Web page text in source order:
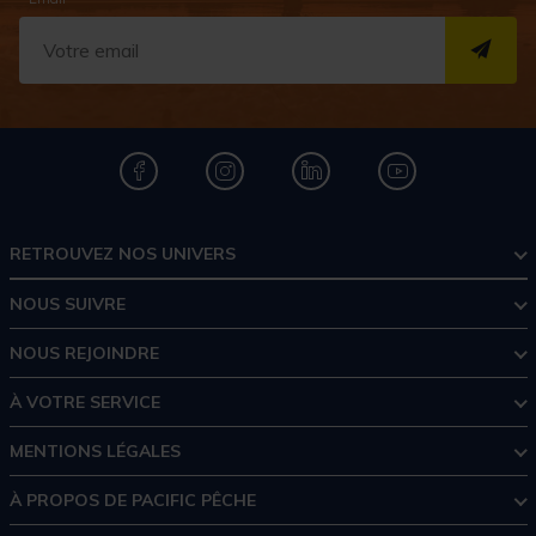
RETROUVEZ NOS UNIVERS
NOUS SUIVRE
NOUS REJOINDRE
À VOTRE SERVICE
MENTIONS LÉGALES
À PROPOS DE PACIFIC PÊCHE